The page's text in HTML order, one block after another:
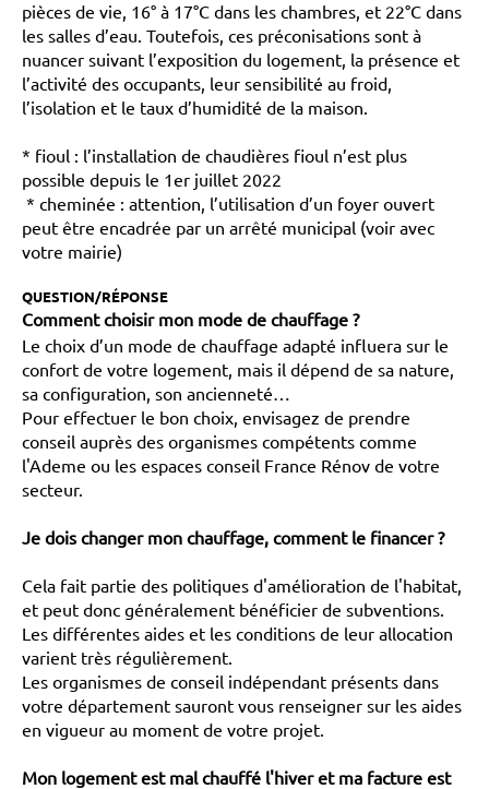
pièces de vie, 16° à 17°C dans les chambres, et 22°C dans
les salles d’eau. Toutefois, ces préconisations sont à
nuancer suivant l’exposition du logement, la présence et
l’activité des occupants, leur sensibilité au froid,
l’isolation et le taux d’humidité de la maison.
* fioul : l’installation de chaudières fioul n’est plus
possible depuis le 1er juillet 2022
* cheminée : attention, l’utilisation d’un foyer ouvert
peut être encadrée par un arrêté municipal (voir avec
votre mairie)
QUESTION/RÉPONSE
Comment choisir mon mode de chauffage ?
Le choix d’un mode de chauffage adapté influera sur le
confort de votre logement, mais il dépend de sa nature,
sa configuration, son ancienneté…
Pour effectuer le bon choix, envisagez de prendre
conseil auprès des organismes compétents comme
l'Ademe ou les espaces conseil France Rénov de votre
secteur.
Je dois changer mon chauffage, comment le financer ?
Cela fait partie des politiques d'amélioration de l'habitat,
et peut donc généralement bénéficier de subventions.
Les différentes aides et les conditions de leur allocation
varient très régulièrement.
Les organismes de conseil indépendant présents dans
votre département sauront vous renseigner sur les aides
en vigueur au moment de votre projet.
Mon logement est mal chauffé l'hiver et ma facture est